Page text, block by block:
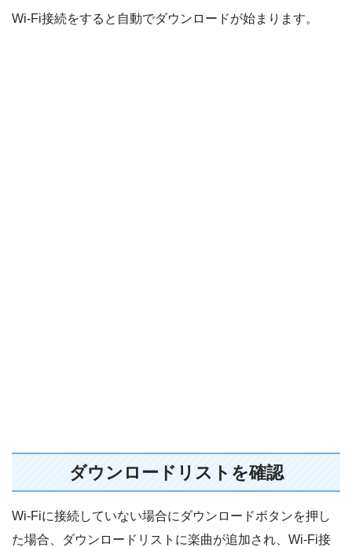
Wi-Fi接続をすると自動でダウンロードが始まります。
ダウンロードリストを確認
Wi-Fiに接続していない場合にダウンロードボタンを押し
た場合、ダウンロードリストに楽曲が追加され、Wi-Fi接